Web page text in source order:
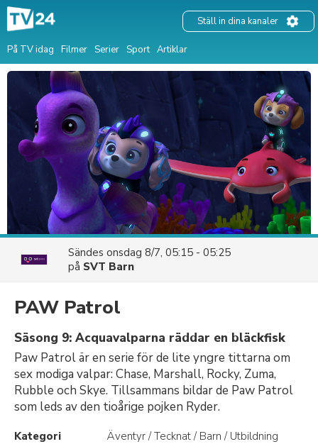
På TV idag Filmer Serier Sport Artiklar
Ställ in dina kanaler
Sändes onsdag 8/7, 05:15 - 05:25
på SVT Barn
PAW Patrol
Säsong 9: Acquavalparna räddar en bläckfisk
Paw Patrol är en serie för de lite yngre tittarna om
sex modiga valpar: Chase, Marshall, Rocky, Zuma,
Rubble och Skye. Tillsammans bildar de Paw Patrol
som leds av den tioårige pojken Ryder.
Kategori
Äventyr / Tecknat / Barn / Utbildning